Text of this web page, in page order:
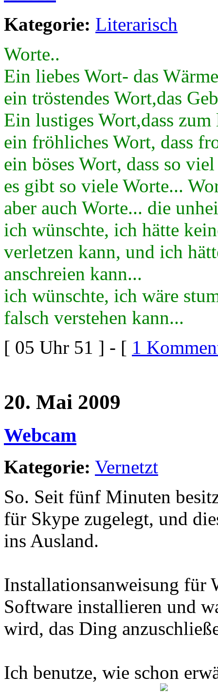
Kategorie: Literarisch
Worte..
Ein liebes Wort- das
ein tröstendes Wort,das
Ein lustiges Wort,dass
ein fröhliches Wort, dass
ein böses Wort, dass so
es gibt so viele Worte...
aber auch Worte... die
ich wünschte, ich hätte
verletzen kann, und ich
anschreien kann...
ich wünschte, ich wäre
falsch verstehen kann...
[ 05 Uhr 51 ] - [ 1
20. Mai 2009
Webcam
Kategorie: Vernetzt
So. Seit fünf Minuten
für Skype zugelegt, und
ins Ausland.
Installationsanweisung für
Software installieren und
wird, das Ding
Ich benutze, wie schon